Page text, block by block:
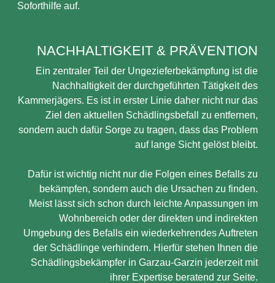
Soforthilfe auf.
NACHHALTIGKEIT & PRÄVENTION
Ein zentraler Teil der Ungezieferbekämpfung ist die
Nachhaltigkeit der durchgeführten Tätigkeit des
Kammerjägers. Es ist in erster Linie daher nicht nur das
Ziel den aktuellen Schädlingsbefall zu entfernen,
sondern auch dafür Sorge zu tragen, dass das Problem
auf lange Sicht gelöst bleibt.
Dafür ist wichtig nicht nur die Folgen eines Befalls zu
bekämpfen, sondern auch die Ursachen zu finden.
Meist lässt sich schon durch leichte Anpassungen im
Wohnbereich oder der direkten und indirekten
Umgebung des Befalls ein wiederkehrendes Auftreten
der Schädlinge verhindern. Hierfür stehen Ihnen die
Schädlingsbekämpfer in Garzau-Garzin jederzeit mit
ihrer Expertise beratend zur Seite.